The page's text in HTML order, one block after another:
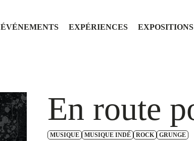
ÉVÉNEMENTS EXPÉRIENCES EXPOSITIONS
En route
MUSIQUE MUSIQUE INDÉ ROCK GRUNGE